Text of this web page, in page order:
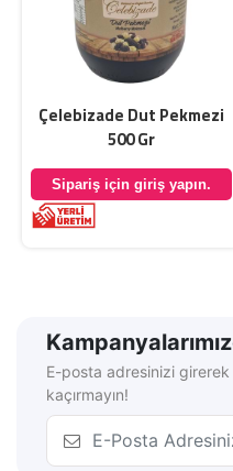
Çelebizade Dut Pekmezi
500 Gr
Sipariş için giriş yapın.
E-posta adresinizi
kaçırmayın!